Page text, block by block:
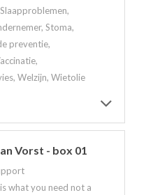
Stoma,
preventie,
Welzijn, Wietolie
Vorst - box 01
what you need not a